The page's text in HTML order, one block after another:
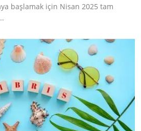
başlamak için Nisan 2025 tam